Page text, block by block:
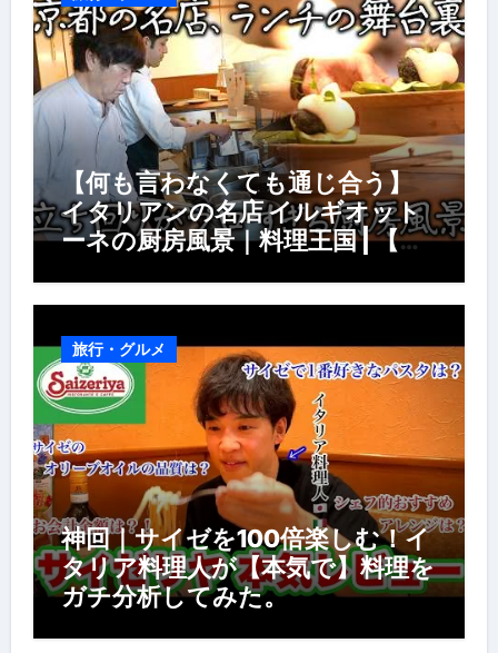
【何も言わなくても通じ合う】
イタリアンの名店 イルギオット
ーネの厨房風景｜料理王国 | 【厨
風景】
旅行・グルメ
神回｜サイゼを100倍楽しむ！イ
タリア料理人が【本気で】料理を
ガチ分析してみた。